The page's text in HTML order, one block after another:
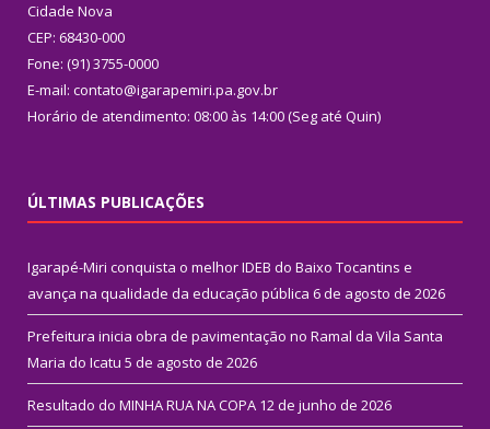
Cidade Nova
CEP: 68430-000
Fone: (91) 3755-0000
E-mail: contato@igarapemiri.pa.gov.br
Horário de atendimento: 08:00 às 14:00 (Seg até Quin)
ÚLTIMAS PUBLICAÇÕES
Igarapé-Miri conquista o melhor IDEB do Baixo Tocantins e
avança na qualidade da educação pública 6 de agosto de 2026
Prefeitura inicia obra de pavimentação no Ramal da Vila Santa
Maria do Icatu 5 de agosto de 2026
Resultado do MINHA RUA NA COPA 12 de junho de 2026